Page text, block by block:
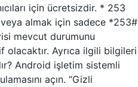
için ücretsizdir. * 253
veya almak için sadece *253#
mevcut durumunu
olacaktır. Ayrıca ilgili bilgileri
Android işletim sistemli
açın. “Gizli